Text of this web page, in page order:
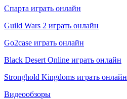
Спарта играть онлайн
Guild Wars 2 играть онлайн
Go2case играть онлайн
Black Desert Online играть онлайн
Stronghold Kingdoms играть онлайн
Видеообзоры